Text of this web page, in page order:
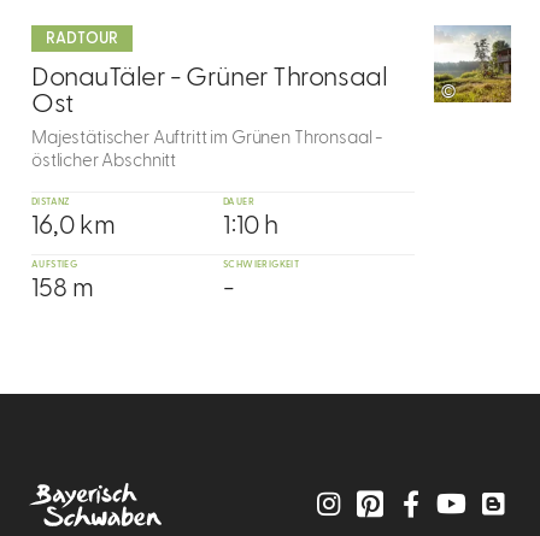
RADTOUR
10
DonauTäler - Grüner Thronsaal
Ost
©
Majestätischer Auftritt im Grünen Thronsaal -
östlicher Abschnitt
DISTANZ
16,0 km
DAUER
1:10 h
AUFSTIEG
158 m
SCHWIERIGKEIT
-
dazu
InstagramPinterestFacebookYouTube